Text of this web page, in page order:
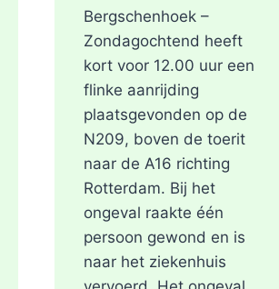
Bergschenhoek –
Zondagochtend heeft
kort voor 12.00 uur een
flinke aanrijding
plaatsgevonden op de
N209, boven de toerit
naar de A16 richting
Rotterdam. Bij het
ongeval raakte één
persoon gewond en is
naar het ziekenhuis